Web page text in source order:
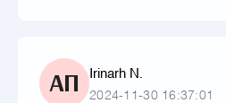
АП Irinarh N.
2024-11-30 16:37:01